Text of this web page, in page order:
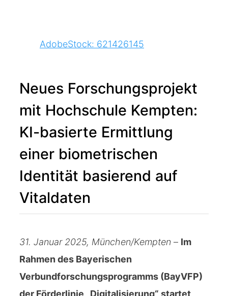
AdobeStock: 621426145
Neues Forschungsprojekt
mit Hochschule Kempten:
KI-basierte Ermittlung
einer biometrischen
Identität basierend auf
Vitaldaten
31. Januar 2025, München/Kempten– Im
Rahmen des Bayerischen
Verbundforschungsprogramms (BayVFP)
der Förderlinie „Digitalisierung“ startet